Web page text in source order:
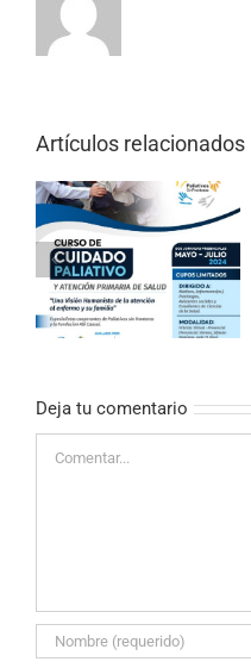
Artículos relacionados
Los sentimientos en
cuidados paliativos
Deja tu comentario